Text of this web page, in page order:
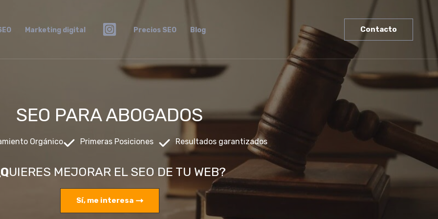
Marketing digital Precios SEO Blog Contacto
SEO PARA ABOGADOS
Orgánico Primeras Posiciones Resultados garantizados
UIERES MEJORAR EL SEO DE TU WEB?
Sí, me interesa